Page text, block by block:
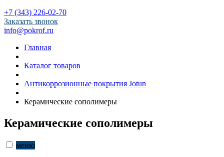
+7 (343) 226-02-70
Заказать звонок
info@pokrof.ru
Главная
Каталог товаров
Антикоррозионные покрытия Jotun
Керамические сополимеры
Керамические сополимеры
меню